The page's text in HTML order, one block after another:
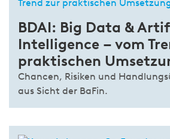
BDAI: Big Data &
Intelligence – vom
praktischen
Chancen, Risiken und
aus Sicht der BaFin.